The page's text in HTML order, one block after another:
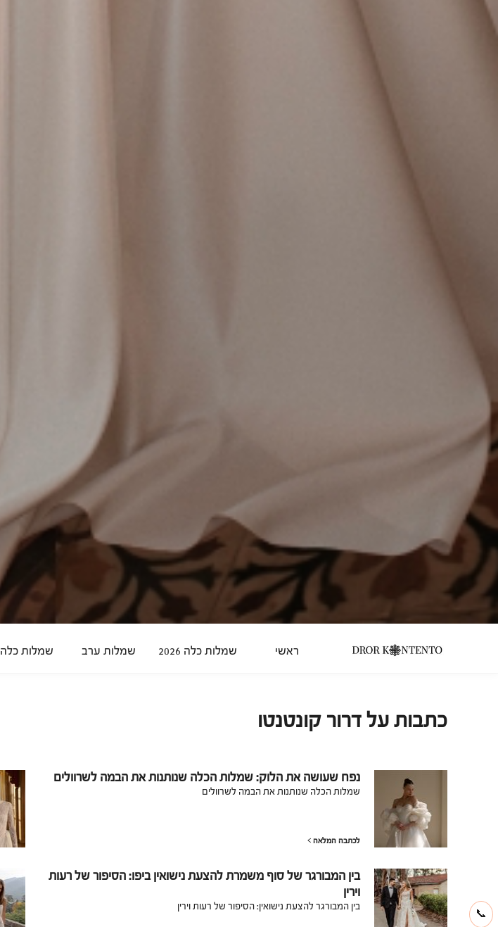
ראשי שמלות כלה 2026 שמלות ערב שמלות כלה
כתבות על דרור קונטנטו
נפח שעושה את הלוק: שמלות הכלה שנותנות את הבמה לשרוולים
שמלות הכלה שנותנות את הבמה לשרוולים
לכתבה המלאה
בין המבורגר של סוף משמרת להצעת נישואין ביפו: הסיפור של רעות
וירין
בין המבורגר להצעת נישואין: הסיפור של רעות וירין
📞